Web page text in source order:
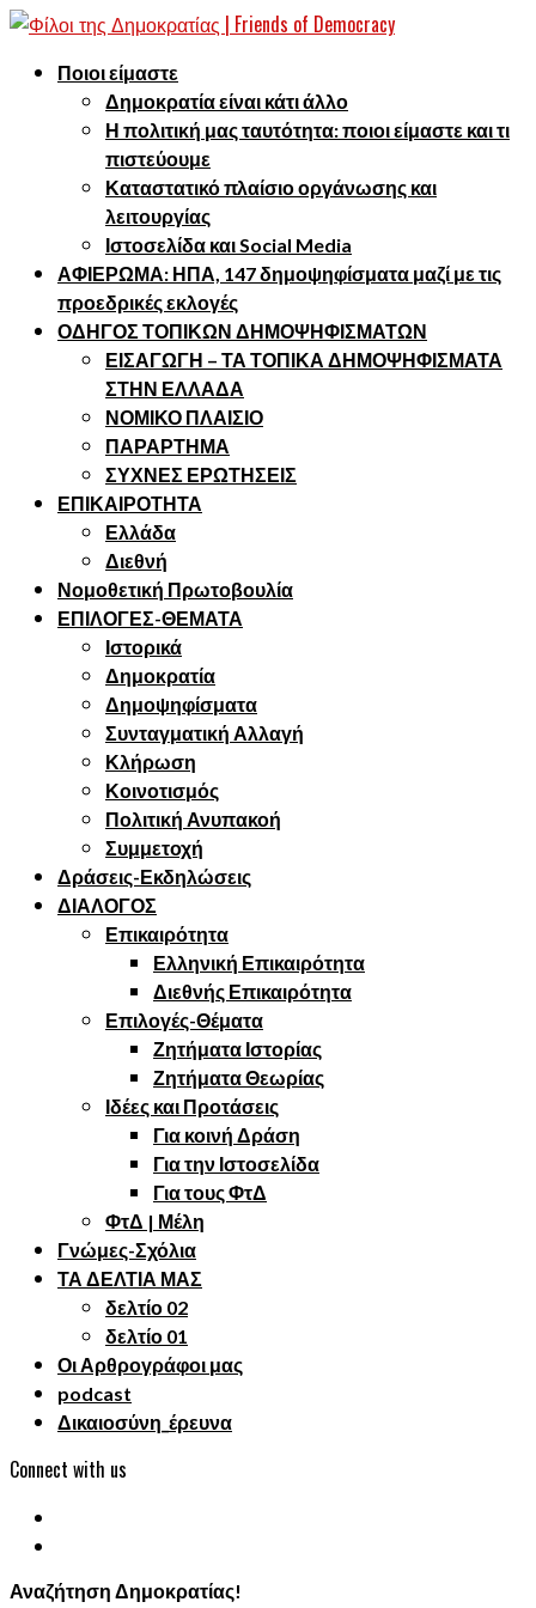
Ποιοι είμαστε
Δημοκρατία είναι κάτι άλλο
Η πολιτική μας ταυτότητα: ποιοι είμαστε και τι
πιστεύουμε
Καταστατικό πλαίσιο οργάνωσης και
λειτουργίας
Ιστοσελίδα και Social Media
ΑΦΙΕΡΩΜΑ: ΗΠΑ, 147 δημοψηφίσματα μαζί με τις
προεδρικές εκλογές
ΟΔΗΓΟΣ ΤΟΠΙΚΩΝ ΔΗΜΟΨΗΦΙΣΜΑΤΩΝ
ΕΙΣΑΓΩΓΗ – ΤΑ ΤΟΠΙΚΑ ΔΗΜΟΨΗΦΙΣΜΑΤΑ
ΣΤΗΝ ΕΛΛΑΔΑ
ΝΟΜΙΚΟ ΠΛΑΙΣΙΟ
ΠΑΡΑΡΤΗΜΑ
ΣΥΧΝΕΣ ΕΡΩΤΗΣΕΙΣ
ΕΠΙΚΑΙΡΟΤΗΤΑ
Ελλάδα
Διεθνή
Νομοθετική Πρωτοβουλία
ΕΠΙΛΟΓΕΣ-ΘΕΜΑΤΑ
Ιστορικά
Δημοκρατία
Δημοψηφίσματα
Συνταγματική Αλλαγή
Κλήρωση
Κοινοτισμός
Πολιτική Ανυπακοή
Συμμετοχή
Δράσεις-Εκδηλώσεις
ΔΙΑΛΟΓΟΣ
Επικαιρότητα
Ελληνική Επικαιρότητα
Διεθνής Επικαιρότητα
Επιλογές-Θέματα
Ζητήματα Ιστορίας
Ζητήματα Θεωρίας
Ιδέες και Προτάσεις
Για κοινή Δράση
Για την Ιστοσελίδα
Για τους ΦτΔ
ΦτΔ | Μέλη
Γνώμες-Σχόλια
ΤΑ ΔΕΛΤΙΑ ΜΑΣ
δελτίο 02
δελτίο 01
Οι Αρθρογράφοι μας
podcast
Δικαιοσύνη_έρευνα
Connect with us
Αναζήτηση Δημοκρατίας!